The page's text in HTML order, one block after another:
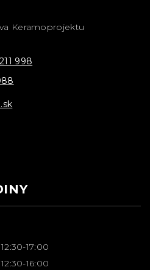
Keramoprojektu
998
17:00
16:00